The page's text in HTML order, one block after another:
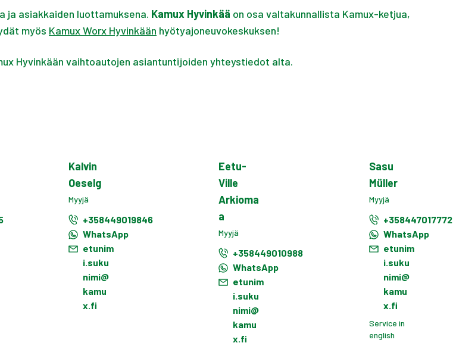
ja asiakkaiden luottamuksena. Kamux Hyvinkää on osa valtakunnallista Kamux-ketjua,
myös Kamux Worx Hyvinkään hyötyajoneuvokeskuksen!
Hyvinkään vaihtoautojen asiantuntijoiden yhteystiedot alta.
Kalvin
Oeselg
Myyjä
+358449019846
WhatsApp
etunim
i.suku
nimi@
kamu
x.fi
Eetu-
Ville
Arkioma
a
Myyjä
+358449010988
WhatsApp
etunim
i.suku
nimi@
kamu
x.fi
Sasu
Müller
Myyjä
+358447017772
WhatsApp
etunim
i.suku
nimi@
kamu
x.fi
Service in
english